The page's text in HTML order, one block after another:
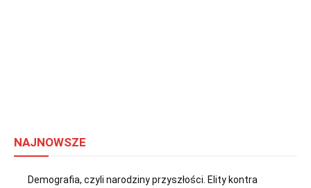
NAJNOWSZE
Demografia, czyli narodziny przyszłości. Elity kontra